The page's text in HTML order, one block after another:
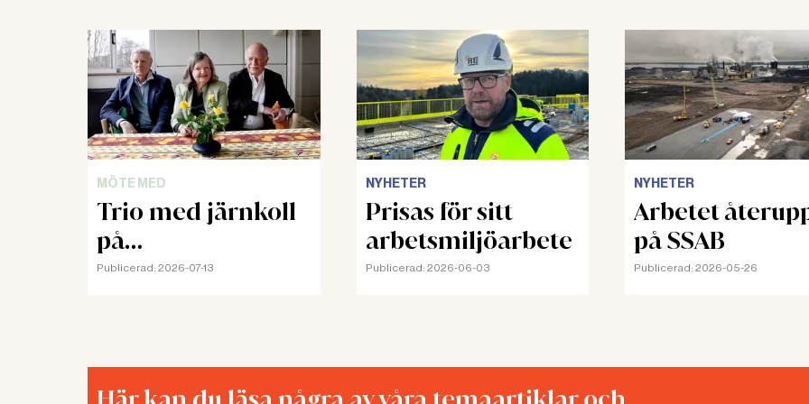
MÖTE MED
Trio med järnkoll
på
arbetsmiljörätten
Publicerad: 2026-07-13
NYHETER
Prisas för sitt
arbetsmiljöarbete
Publicerad: 2026-06-03
NYHETER
Arbetet
på SSAB
Publicerad: 2026-05-26